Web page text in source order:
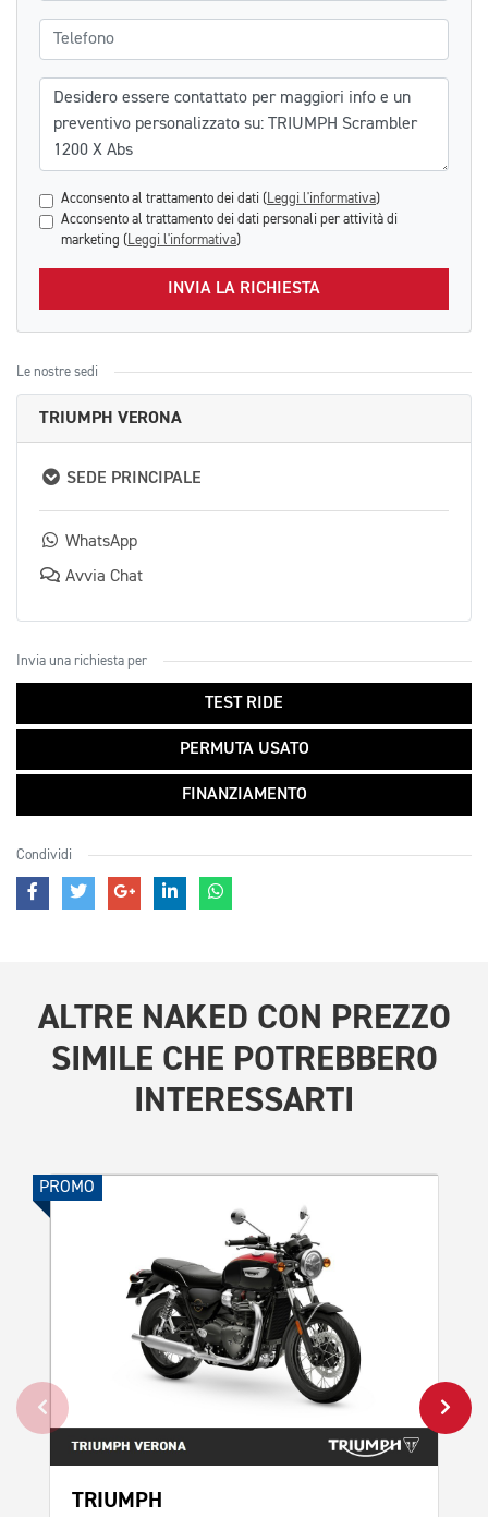
Telefono
Messaggio
Acconsento al trattamento dei dati ( Leggi l'informativa)
Acconsento al trattamento dei dati personali per attività di
marketing ( Leggi l'informativa)
INVIA LA RICHIESTA
Le nostre sedi
TRIUMPH VERONA
SEDE PRINCIPALE
WhatsApp
Avvia Chat
Invia una richiesta per
TEST RIDE
PERMUTA USATO
FINANZIAMENTO
Condividi
ALTRE NAKED CON PREZZO
SIMILE CHE POTREBBERO
INTERESSARTI
PROMO
TRIUMPH